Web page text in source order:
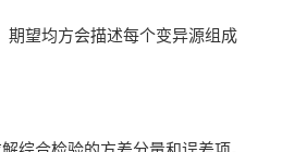
期望均方会描述每个变异源组成